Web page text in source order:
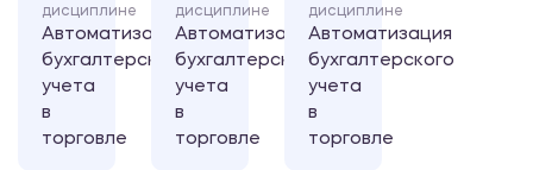
дисциплине
Автоматизация
бухгалтерского
учета
в
торговле
дисциплине
Автоматизация
бухгалтерского
учета
в
торговле
дисциплине
Автоматизация
бухгалтерского
учета
в
торговле